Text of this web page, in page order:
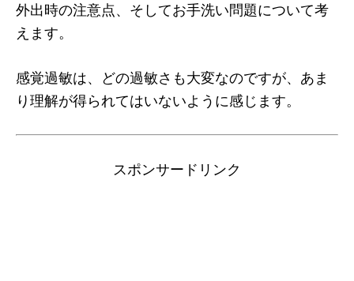
外出時の注意点、そしてお手洗い問題について考
えます。
感覚過敏は、どの過敏さも大変なのですが、あま
り理解が得られてはいないように感じます。
スポンサードリンク